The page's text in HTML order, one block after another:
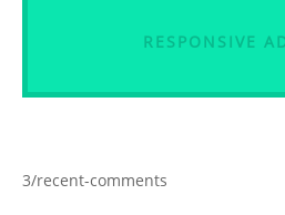
RESPONSIVE
3/recent-comments